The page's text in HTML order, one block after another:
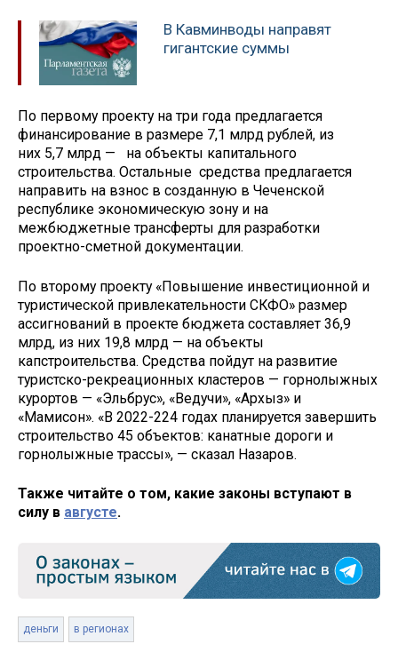
В Кавминводы направят
гигантские суммы
По первому проекту на три года предлагается
финансирование в размере 7,1 млрд рублей, из
них 5,7 млрд — на объекты капитального
строительства. Остальные средства предлагается
направить на взнос в созданную в Чеченской
республике экономическую зону и на
межбюджетные трансферты для разработки
проектно-сметной документации.
По второму проекту «Повышение инвестиционной и
туристической привлекательности СКФО» размер
ассигнований в проекте бюджета составляет 36,9
млрд, из них 19,8 млрд — на объекты
капстроительства. Средства пойдут на развитие
туристско-рекреационных кластеров — горнолыжных
курортов — «Эльбрус», «Ведучи», «Архыз» и
«Мамисон». «В 2022-224 годах планируется завершить
строительство 45 объектов: канатные дороги и
горнолыжные трассы», — сказал Назаров.
Также читайте о том, какие законы вступают в
силу в августе.
деньги в регионах